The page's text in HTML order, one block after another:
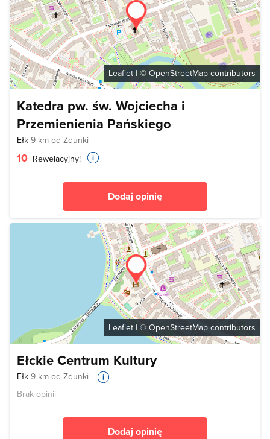
Leaflet | © OpenStreetMap contributors
Katedra pw. św. Wojciecha i
Przemienienia Pańskiego
Ełk 9 km od Zdunki
10 Rewelacyjny!
Dodaj opinię
Leaflet| © OpenStreetMap contributors
Ełckie Centrum Kultury
Ełk 9 km od Zdunki
Brak opinii
Dodaj opinię